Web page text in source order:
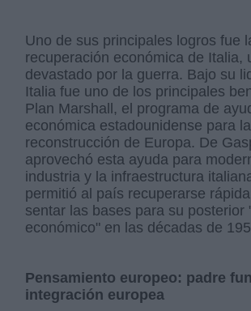
Uno de sus principales logros fue
recuperación económica de Italia,
devastado por la guerra. Bajo su
Italia fue uno de los principales
Plan Marshall, el programa de
económica estadounidense para la
reconstrucción de Europa. De
aprovechó esta ayuda para
industria y la infraestructura
permitió al país recuperarse
sentar las bases para su posterior
económico" en las décadas de
Pensamiento europeo: padre
integración europea